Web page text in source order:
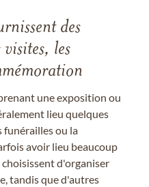
des
les
une exposition ou
lieu quelques
funérailles ou la
avoir lieu beaucoup
d'organiser
tandis que d'autres